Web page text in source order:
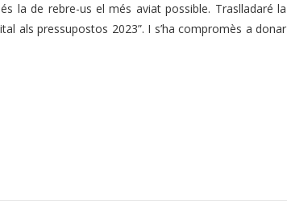
la de rebre-us el més aviat possible. Traslladaré la
als pressupostos 2023”. I s’ha compromès a donar